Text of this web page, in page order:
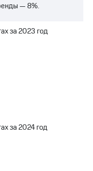
— 8%.
за 2023 год
за 2024 год